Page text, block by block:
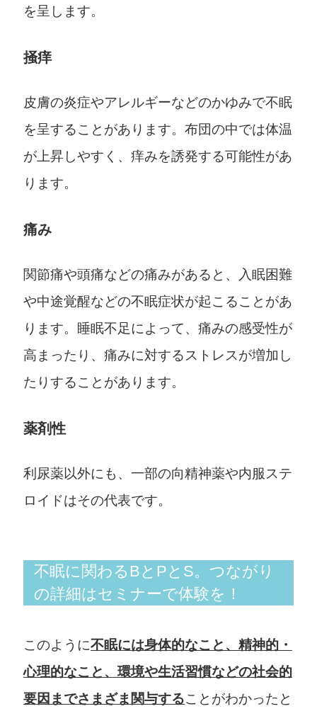
を呈します。
掻痒
皮膚の炎症やアレルギーなどのかゆみで不眠
を呈することがあります。布団の中では体温
が上昇しやすく、痒みを誘発する可能性があ
ります。
痛み
関節痛や頭痛などの痛みがあると、入眠困難
や中途覚醒などの不眠症状が起こることがあ
ります。睡眠不足によって、痛みの感受性が
高まったり、痛みに対するストレスが増加し
たりすることがあります。
薬剤性
利尿薬以外にも、一部の向精神薬や内服ステ
ロイドはその代表です。
不眠に関わるBとPとS。つながり
の詳細はセミナーで体験を！
このように不眠には身体的なこと、精神的・
心理的なこと、環境や生活習慣などの社会的
要因までさまざま関与することがわかったと